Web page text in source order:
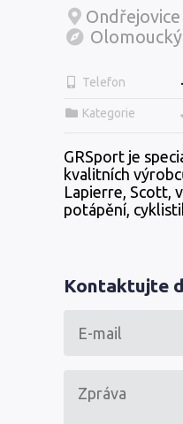
Telefon
Kategorie
GRSport je
kvalitních
Lapierre, Scott,
potápění,
Kontaktujte